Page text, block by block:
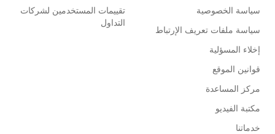
سياسة الخصوصية
سياسة ملفات تعريف الإرتباط
إخلاء المسؤلية
قوانين الموقع
مركز المساعدة
مكتبة الفيديو
خدماتنا
تقييمات المستخدمين لشركات
التداول